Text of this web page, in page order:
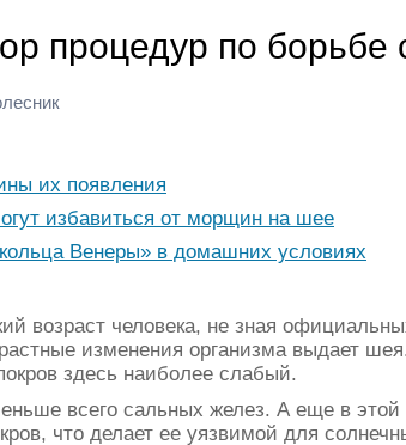
процедур по борьбе
их появления
избавиться от морщин на шее
Венеры» в домашних условиях
возраст человека, не зная
изменения организма выдает
здесь наиболее слабый.
всего сальных желез. А еще в
что делает ее уязвимой для